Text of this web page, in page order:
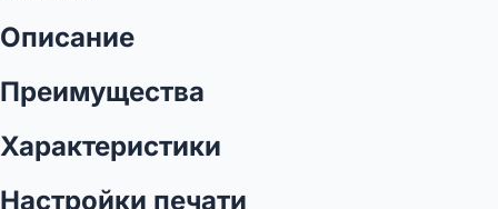
Описание
Преимущества
Характеристики
Настройки печати